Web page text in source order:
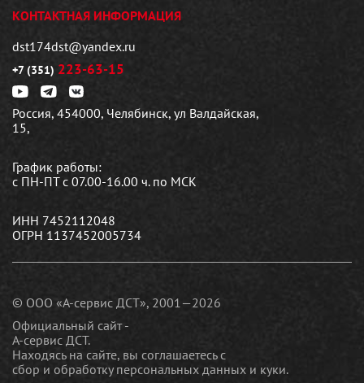
КОНТАКТНАЯ ИНФОРМАЦИЯ
dst174dst@yandex.ru
+7 (351) 223-63-15
Россия, 454000, Челябинск, ул Валдайская,
15,
График работы:
с ПН-ПТ с 07.00-16.00 ч. по МСК
ИНН 7452112048
ОГРН 1137452005734
© ООО «А-сервис ДСТ», 2001—2026
Официальный сайт -
А-сервис ДСТ.
Находясь на сайте, вы соглашаетесь c
сбор и обработку персональных данных и куки.